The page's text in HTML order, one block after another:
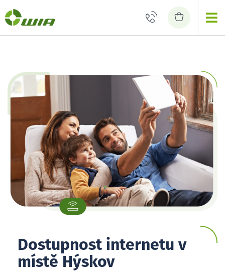
Dostupnost internetu v
místě Hýskov